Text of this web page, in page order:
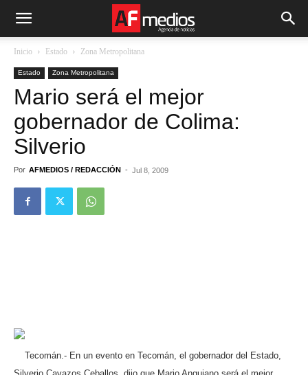
Inicio Estado Zona Metropolitana
Estado Zona Metropolitana
Mario será el mejor
gobernador de Colima:
Silverio
Por AFMEDIOS / REDACCIÓN - Jul 8, 2009
Tecomán.- En un evento en Tecomán, el gobernador del Estado,